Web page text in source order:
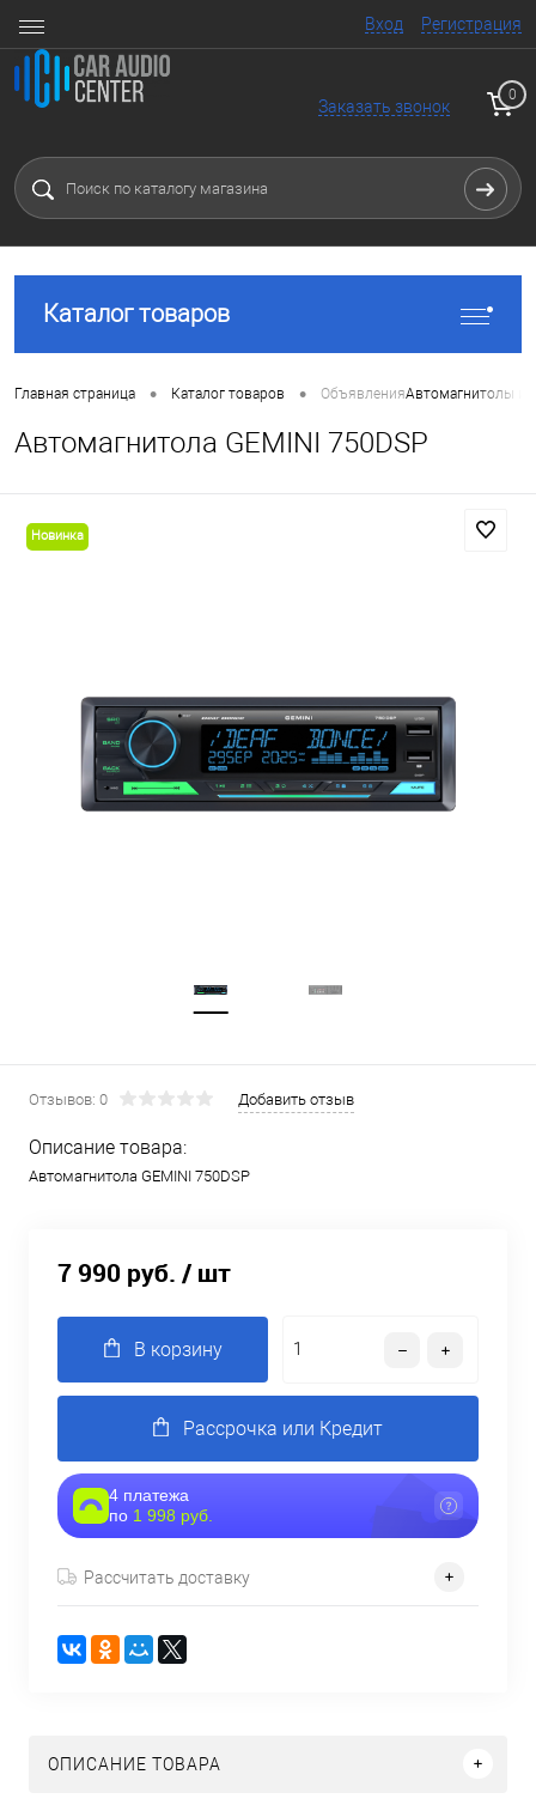
Вход Регистрация
Заказать звонок
0
Каталог товаров
Главная страница • Каталог товаров • ОбъявленияАвтомагнитолы и
Автомагнитола GEMINI 750DSP
Новинка
Отзывов: 0 Добавить отзыв
Описание товара:
Автомагнитола GEMINI 750DSP
7 990 руб. / шт
В корзину
Рассрочка или Кредит
4 платежа
по 1 998 руб.
Рассчитать доставку
ОПИСАНИЕ ТОВАРА